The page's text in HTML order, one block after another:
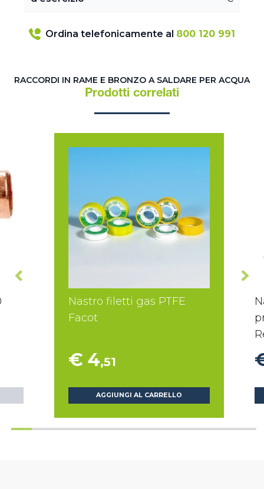
Ordina telefonicamente al 800 120 991
RACCORDI IN RAME E BRONZO A SALDARE PER ACQUA
Prodotti correlati
Nastro filetti gas PTFE
Facot
€ 4,51
AGGIUNGI AL CARRELLO